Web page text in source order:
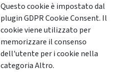
Questo cookie è impostato dal
plugin GDPR Cookie Consent. Il
cookie viene utilizzato per
memorizzare il consenso
dell'utente per i cookie nella
categoria Altro.